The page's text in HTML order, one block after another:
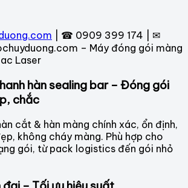
| ☎ 0909 399 174 | ✉
– Máy đóng gói màng
Laser
hàn sealing bar – Đóng gói
chắc
cắt & hàn màng chính xác, ổn định,
không cháy màng. Phù hợp cho
gói, từ pack logistics đến gói nhỏ